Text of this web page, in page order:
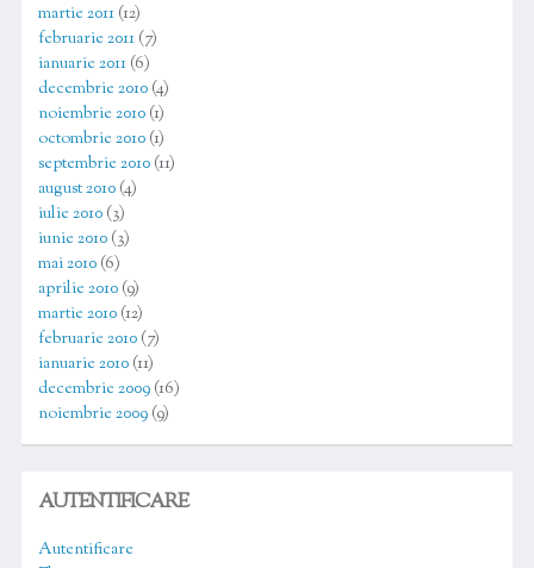
martie 2011(12)
februarie 2011(7)
ianuarie 2011(6)
decembrie 2010(4)
noiembrie 2010(1)
octombrie 2010(1)
septembrie 2010(11)
august 2010(4)
iulie 2010(3)
iunie 2010(3)
mai 2010(6)
aprilie 2010(9)
martie 2010(12)
februarie 2010(7)
ianuarie 2010(11)
decembrie 2009(16)
noiembrie 2009(9)
AUTENTIFICARE
Autentificare